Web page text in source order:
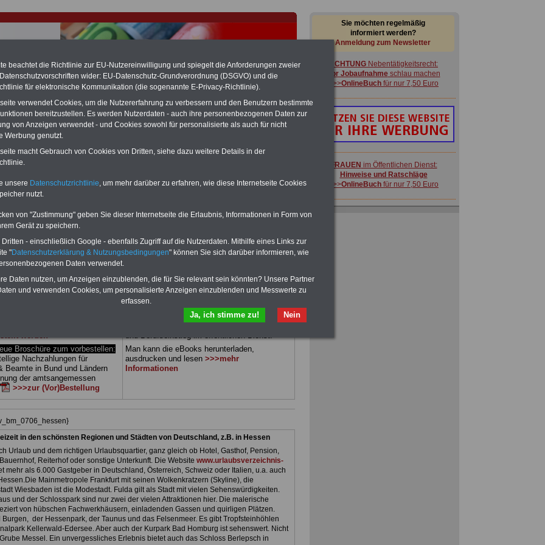
für Beamte & Ruhestandsbeamte (zu geringe Alimentation)
hat die Landesbesoldung von Berlin für die Jahre 2008 bis
erklärt (Berlin muss bisMärz 2027 eine Neuregelung der
die zun hohen Nachzahlungen führen wird). Auch beim Bund
wird es hohe Nachzahlungen geben (Medienberichten
alle (!) Beamte zwischen mind. 3.000 und 13.000 Euro
,rechnen. Der INFO-
hierzu eine Broschüre heraus, die unmittelbar nach dem Beschluss des
der Bundesregierung vorgelegt wird (wahrscheinlich im Quartal.2026
Beamte und den öffentlichen Dienst in Hessen: Aktuelle
Beamte und den öffentlichen Dienst in Hessen
mit drei Ratgebern für nur
für Beamtinnen
versorgungsrecht
sowie Beihilferecht in Bund und
drei Ratgeber sind übersichtlich
werden
Broschüre zum vorbestellen:
Nachzahlungen für
Beamte in Bund und Ländern
der amtsangemessen
>>>zur (Vor)Bestellung
PDF-SERVICE: 10 Bücher bzw. eBooks zu
wichtigen Themen für Beamte und dem Öff.
können Sie zehn Bücher als eBook
herunterladen, auch für Beschäftigte des
Landes Hessen
geeignet: die Bücher
behandeln Beamtenrecht, Besoldung, Beihilfe,
Beamtenversorgung, Rund ums Geld,
und Berufseinstieg im öffentlichen Dienst.
Man kann die eBooks herunterladen,
ausdrucken und lesen >>>mehr
Informationen
in den schönsten Regionen und Städten von Deutschland, z.B. in Hessen
Urlaub und dem richtigen Urlaubsquartier, ganz gleich ob Hotel, Gasthof, Pension,
Reiterhof oder sonstige Unterkunft. Die Website www.urlaubsverzeichnis-
mehr als 6.000 Gastgeber in Deutschland, Österreich, Schweiz oder Italien, u.a. auch
Mainmetropole Frankfurt mit seinen Wolkenkratzern (Skyline), die
Wiesbaden ist die Modestadt. Fulda gilt als Stadt mit vielen Sehenswürdigkeiten.
und der Schlosspark sind nur zwei der vielen Attraktionen hier. Die malerische
von hübschen Fachwerkhäusern, einladenden Gassen und quirligen Plätzen.
der Hessenpark, der Taunus und das Felsenmeer. Es gibt Tropfsteinhöhlen
Kellerwald-Edersee. Aber auch der Kurpark Bad Homburg ist sehenswert. Nicht
Messel. Ein unvergessliches Erlebnis bietet auch das Schloss Berlepsch in
Sie möchten regelmäßig
informiert werden?
Anmeldung zum Newsletter
ACHTUNG Nebentätigkeitsrecht:
vor Jobaufnahmeschlau machen
>>>OnlineBuch für nur 7,50 Euro
FRAUEN im Öffentlichen Dienst:
Hinweise und Ratschläge
>>>OnlineBuch für nur 7,50 Euro
beachtet die Richtlinie zur EU-Nutzereinwilligung und spiegelt die Anforderungen zweier
wider: EU-Datenschutz-Grundverordnung (DSGVO) und die
für elektronische Kommunikation (die sogenannte E-Privacy-Richtlinie).
verwendet Cookies, um die Nutzererfahrung zu verbessern und den Benutzern bestimmte
bereitzustellen. Es werden Nutzerdaten - auch ihre personenbezogenen Daten zur
von Anzeigen verwendet - und Cookies sowohl für personalisierte als auch für nicht
Werbung genutzt.
macht Gebrauch von Cookies von Dritten, siehe dazu weitere Details in der
unsere Datenschutzrichtlinie, um mehr darüber zu erfahren, wie diese Internetseite Cookies
nutzt.
von "Zustimmung" geben Sie dieser Internetseite die Erlaubnis, Informationen in Form von
Gerät zu speichern.
- einschließlich Google - ebenfalls Zugriff auf die Nutzerdaten. Mithilfe eines Links zur
"Datenschutzerklärung & Nutzungsbedingungen" können Sie sich darüber informieren, wie
Daten verwendet.
Daten nutzen, um Anzeigen einzublenden, die für Sie relevant sein könnten? Unsere Partner
und verwenden Cookies, um personalisierte Anzeigen einzublenden und Messwerte zu
erfassen.
Nein
Ja, ich stimme zu!